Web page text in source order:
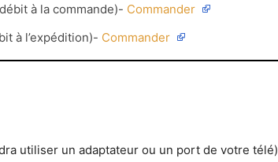
à la commande)- Commander
à l’expédition)- Commander
utiliser un adaptateur ou un port de votre télé)